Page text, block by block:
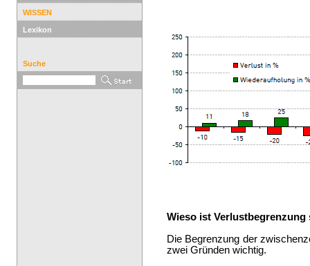
WISSEN
Lexikon
Suche
Wieso ist
Die Begrenzung der
zwei Gründen wichtig.